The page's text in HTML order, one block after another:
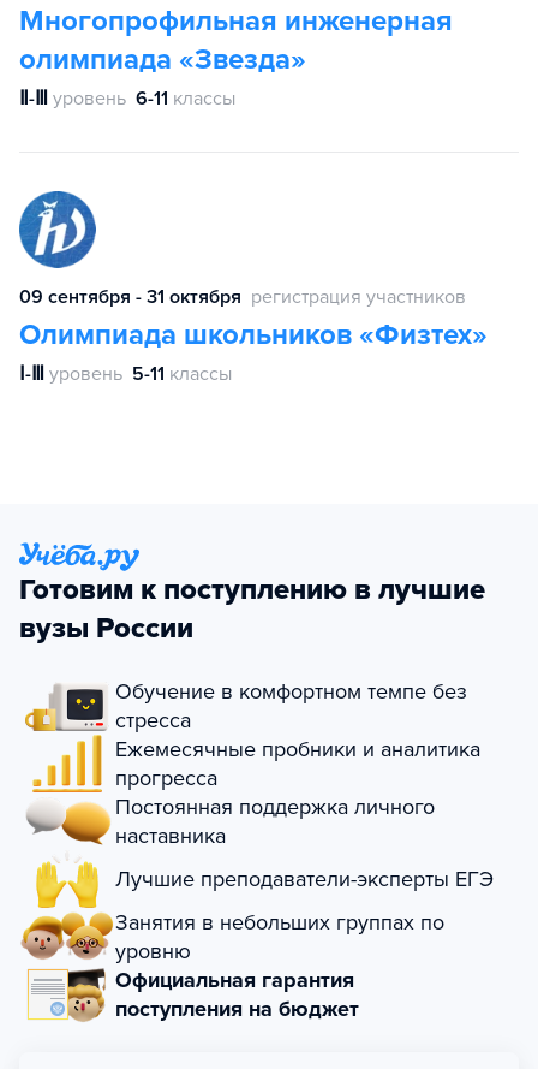
Многопрофильная инженерная
олимпиада «Звезда»
Ⅱ-Ⅲ уровень 6-11 классы
09 сентября - 31 октября регистрация участников
Олимпиада школьников «Физтех»
Ⅰ-Ⅲ уровень 5-11 классы
Готовим к поступлению в лучшие
вузы России
Обучение в комфортном темпе без
стресса
Ежемесячные пробники и аналитика
прогресса
Постоянная поддержка личного
наставника
Лучшие преподаватели-эксперты ЕГЭ
Занятия в небольших группах по
уровню
Официальная гарантия
поступления на бюджет